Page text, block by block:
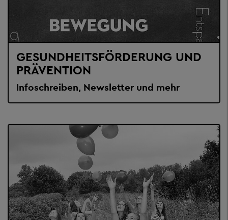
GESUNDHEITSFÖRDERUNG UND
PRÄVENTION
Infoschreiben, Newsletter und mehr